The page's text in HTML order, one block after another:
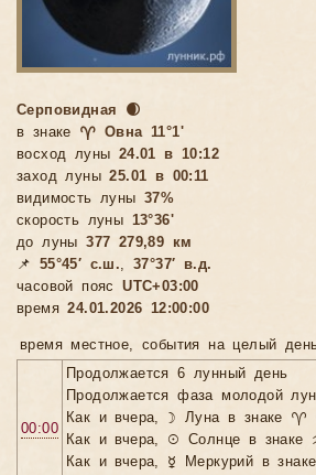
Серповидная 🌒
в знаке ♈ Овна 11°1'
восход луны 24.01 в 10:12
заход луны25.01 в 00:11
видимость луны 37%
скорость луны 13°36'
до луны377 279,89 км
📌 55°45′ с.ш.,37°37′ в.д.
часовой поясUTC+03:00
время24.01.2026 12:00:00
время местное, cобытия на целый
00:00
Продолжается 6 лунный день
Продолжается фаза молодой
Как и вчера, ☽ Луна в знаке ♈
Как и вчера, ☉ Солнце в знаке
Как и вчера, ☿ Меркурий в